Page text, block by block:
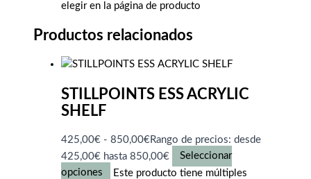
elegir en la página de producto
Productos relacionados
STILLPOINTS ESS ACRYLIC
SHELF
425,00€ - 850,00€Rango de precios: desde
425,00€ hasta 850,00€
Seleccionar
opciones
Este producto tiene múltiples